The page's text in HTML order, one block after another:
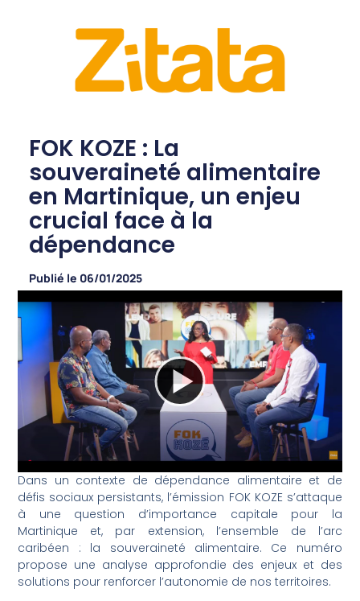
FOK KOZE : La
souveraineté alimentaire
en Martinique, un enjeu
crucial face à la
dépendance
Publié le 06/01/2025
Dans un contexte de dépendance alimentaire et de
défis sociaux persistants, l’émission FOK KOZE s’attaque
à une question d’importance capitale pour la
Martinique et, par extension, l’ensemble de l’arc
caribéen : la souveraineté alimentaire. Ce numéro
propose une analyse approfondie des enjeux et des
solutions pour renforcer l’autonomie de nos territoires.